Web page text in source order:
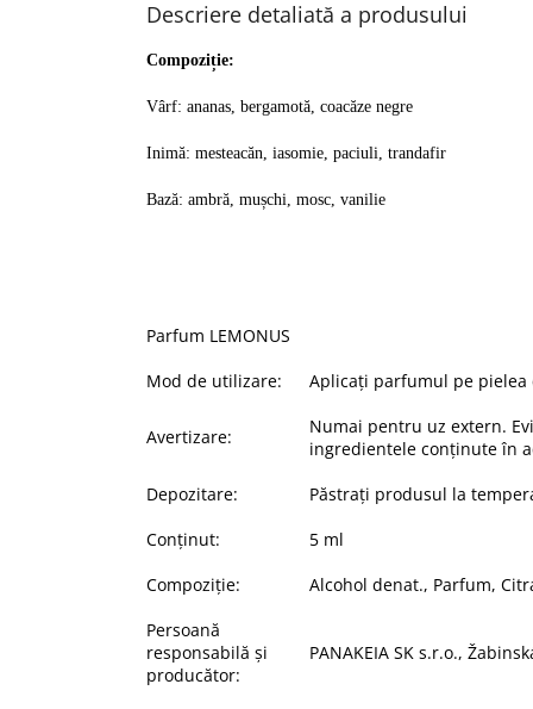
Descriere detaliată a produsului
Compoziție:
Vârf: ananas, bergamotă, coacăze negre
Inimă: mesteacăn, iasomie, paciuli, trandafir
Bază: ambră, mușchi, mosc, vanilie
Parfum LEMONUS
Mod de utilizare:
Aplicați parfumul pe pielea
Avertizare:
Numai pentru uz extern.
ingredientele conținute în
Depozitare:
Păstrați produsul la
Conținut:
5 ml
Compoziție: Alcohol denat., Parfum,
Persoană
responsabilă și
producător:
PANAKEIA SK s.r.o.,